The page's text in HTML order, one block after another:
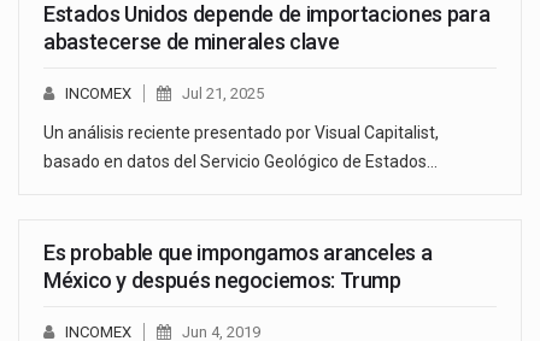
Estados Unidos depende de importaciones para
abastecerse de minerales clave
INCOMEX Jul 21, 2025
Un análisis reciente presentado por Visual Capitalist,
basado en datos del Servicio Geológico de Estados…
Es probable que impongamos aranceles a
México y después negociemos: Trump
INCOMEX Jun 4, 2019